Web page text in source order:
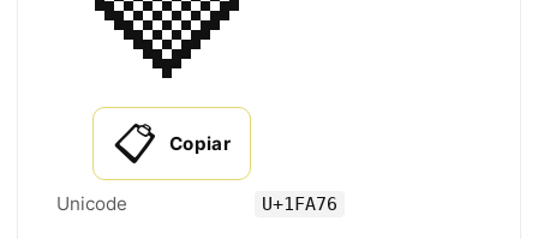
📋 Copiar
Unicode U+1FA76